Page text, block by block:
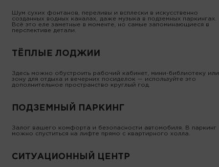
Шум сухих фонтанов, переливы и всплески в искусственно
созданных водных каналах, даже музыка в подземных паркингах.
Всё это еле заметные в моменте, но самые запоминающиеся в
перспективе детали.
ТЁПЛЫЕ ЛОДЖИИ
Здесь можно обустроить рабочий кабинет, мини-библиотеку или
зону для отдыха и вечерних посиделок — используйте это
дополнительное пространство круглый год.
ПОДЗЕМНЫЙ ПАРКИНГ
Залог вашего комфорта и безопасности автомобиля. В паркинг
можно спуститься на лифте прямо с квартирного холла.
СИТУАЦИОННЫЙ ЦЕНТР